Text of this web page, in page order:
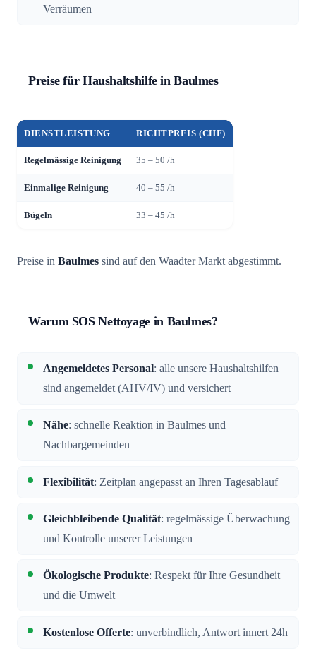
Verräumen
Preise für Haushaltshilfe in Baulmes
DIENSTLEISTUNG RICHTPREIS (CHF)
Regelmässige Reinigung 35 – 50 /h
Einmalige Reinigung 40 – 55 /h
Bügeln 33 – 45 /h
Preise in Baulmes sind auf den Waadter Markt abgestimmt.
Warum SOS Nettoyage in Baulmes?
Angemeldetes Personal: alle unsere Haushaltshilfen
sind angemeldet (AHV/IV) und versichert
Nähe: schnelle Reaktion in Baulmes und
Nachbargemeinden
Flexibilität: Zeitplan angepasst an Ihren Tagesablauf
Gleichbleibende Qualität: regelmässige Überwachung
und Kontrolle unserer Leistungen
Ökologische Produkte: Respekt für Ihre Gesundheit
und die Umwelt
Kostenlose Offerte: unverbindlich, Antwort innert 24h